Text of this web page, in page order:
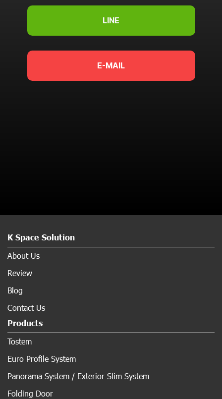
LINE
E-MAIL
K Space Solution
About Us
Review
Blog
Contact Us
Products
Tostem
Euro Profile System
Panorama System / Exterior Slim System
Folding Door